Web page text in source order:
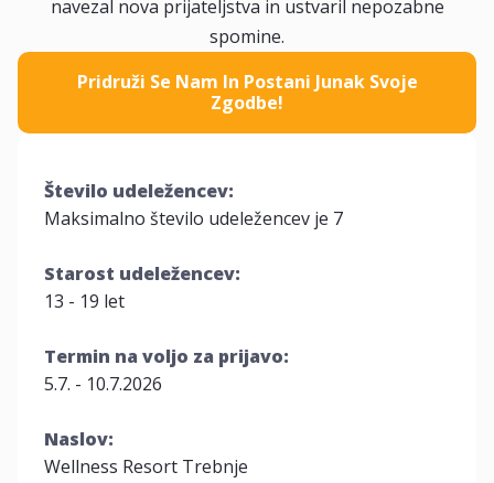
navezal nova prijateljstva in ustvaril nepozabne
spomine.
Pridruži Se Nam In Postani Junak Svoje
Zgodbe!
Število udeležencev:
Maksimalno število udeležencev je 7
Starost udeležencev:
13 - 19 let
Termin na voljo za prijavo:
5.7. - 10.7.2026
Naslov:
Wellness Resort Trebnje